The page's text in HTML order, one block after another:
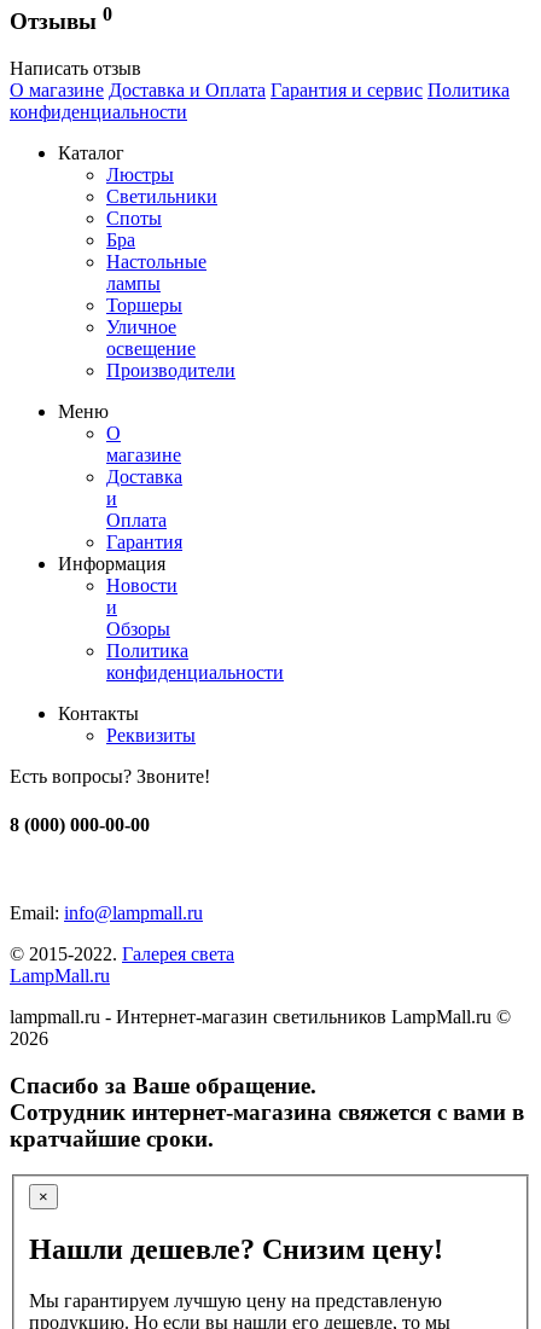
Отзывы 0
Написать отзыв
О магазине Доставка и Оплата Гарантия и сервис Политика
конфиденциальности
Каталог
Люстры
Светильники
Споты
Бра
Настольные
лампы
Торшеры
Уличное
освещение
Производители
Меню
О
магазине
Доставка
и
Оплата
Гарантия
Информация
Новости
и
Обзоры
Политика
конфиденциальности
Контакты
Реквизиты
Есть вопросы? Звоните!
8 (000) 000-00-00
Email: info@lampmall.ru
© 2015-2022. Галерея света
LampMall.ru
lampmall.ru - Интернет-магазин светильников LampMall.ru ©
2026
Спасибо за Ваше обращение.
Сотрудник интернет-магазина свяжется с вами в
кратчайшие сроки.
×
Нашли дешевле? Снизим цену!
Мы гарантируем лучшую цену на представленую
продукцию. Но если вы нашли его дешевле, то мы